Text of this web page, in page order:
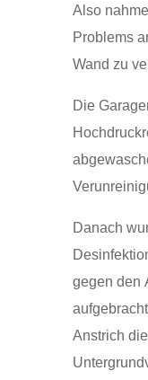
Also
Problems
Wand zu
Die
Danach
gegen den
Anstrich